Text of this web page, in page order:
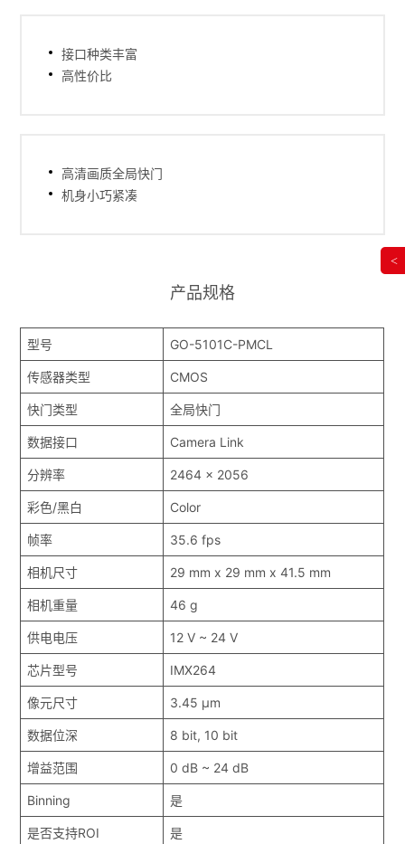
接口种类丰富
高性价比
高清画质全局快门
机身小巧紧凑
产品规格
型号 GO-5101C-PMCL
传感器类型 CMOS
快门类型 全局快门
数据接口 Camera Link
分辨率 2464 x 2056
彩色/黑白 Color
帧率 35.6 fps
相机尺寸 29 mm x 29 mm x 41.5 mm
相机重量 46 g
供电电压 12 V ~ 24 V
芯片型号 IMX264
像元尺寸 3.45 μm
数据位深 8 bit, 10 bit
增益范围 0 dB ~ 24 dB
Binning 是
是否支持ROI 是
<